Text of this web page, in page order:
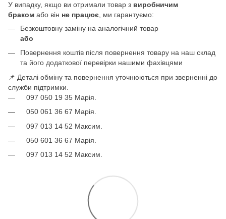
У випадку, якщо ви отримали товар з виробничим
браком або він не працює , ми гарантуємо:
Безкоштовну заміну на аналогічний товар
або
Повернення коштів після повернення товару на наш склад
та його додаткової перевірки нашими фахівцями
📌 Деталі обміну та повернення уточнюються при зверненні до
служби підтримки.
097 050 19 35 Марія.
050 061 36 67 Марія.
097 013 14 52 Максим.
050 601 36 67 Марія.
097 013 14 52 Максим.